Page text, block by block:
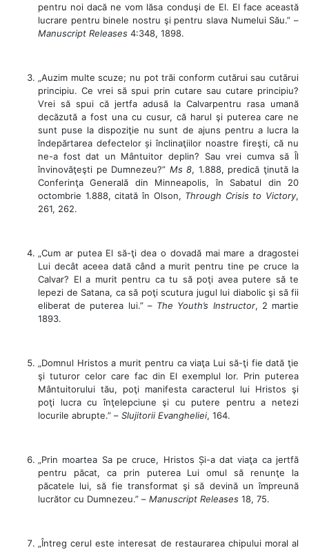
pentru noi dacă ne vom lăsa conduşi de El. El face această
lucrare pentru binele nostru şi pentru slava Numelui Său.” –
Manuscript Releases 4:348, 1898.
„Auzim multe scuze; nu pot trăi conform cutărui sau cutărui
principiu. Ce vrei să spui prin cutare sau cutare principiu?
Vrei să spui că jertfa adusă la Calvarpentru rasa umană
decăzută a fost una cu cusur, că harul şi puterea care ne
sunt puse la dispoziţie nu sunt de ajuns pentru a lucra la
îndepărtarea defectelor și înclinaţiilor noastre fireşti, că nu
ne-a fost dat un Mântuitor deplin? Sau vrei cumva să Îl
învinovăţeşti pe Dumnezeu?” Ms 8, 1.888, predică ţinută la
Conferinţa Generală din Minneapolis, în Sabatul din 20
octombrie 1.888, citată în Olson, Through Crisis to Victory,
261, 262.
„Cum ar putea El să-ţi dea o dovadă mai mare a dragostei
Lui decât aceea dată când a murit pentru tine pe cruce la
Calvar? El a murit pentru ca tu să poţi avea putere să te
lepezi de Satana, ca să poţi scutura jugul lui diabolic şi să fii
eliberat de puterea lui.” – The Youth’s Instructor, 2 martie
1893.
„Domnul Hristos a murit pentru ca viaţa Lui să-ţi fie dată ţie
şi tuturor celor care fac din El exemplul lor. Prin puterea
Mântuitorului tău, poţi manifesta caracterul lui Hristos şi
poţi lucra cu înţelepciune şi cu putere pentru a netezi
locurile abrupte.” – Slujitorii Evangheliei, 164.
„Prin moartea Sa pe cruce, Hristos Și-a dat viaţa ca jertfă
pentru păcat, ca prin puterea Lui omul să renunţe la
păcatele lui, să fie transformat şi să devină un împreună
lucrător cu Dumnezeu.” – Manuscript Releases 18, 75.
„Întreg cerul este interesat de restaurarea chipului moral al